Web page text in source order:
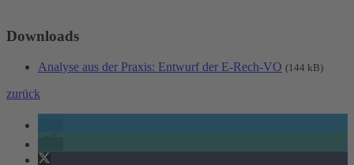
Downloads
Analyse aus der Praxis: Entwurf der E-Rech-VO (144 kB)
zurück